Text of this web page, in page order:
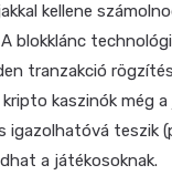
kellene
blokklánc
tranzakció
kaszinók még
igazolhatóvá teszik
a játékosoknak.